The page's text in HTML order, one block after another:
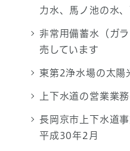
力水、馬ノ池の水
非常用備蓄水（ガ
売しています
東第2浄水場の太陽
上下水道の営業業
長岡京市上下水道
平成30年2月